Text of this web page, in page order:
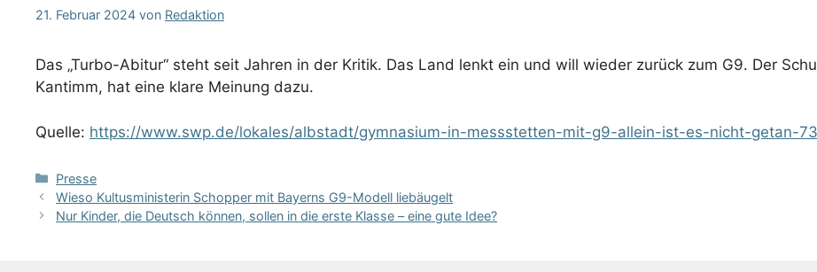
21. Februar 2024 von Redaktion
Das „Turbo-Abitur“ steht seit Jahren in der Kritik. Das Land lenkt ein und will wieder zurück zum G9. Der
Kantimm, hat eine klare Meinung dazu.
Quelle: https://www.swp.de/lokales/albstadt/gymnasium-in-messstetten-mit-g9-allein-ist-es-nicht-getan-
Kategorien
Presse
Wieso Kultusministerin Schopper mit Bayerns G9-Modell liebäugelt
Nur Kinder, die Deutsch können, sollen in die erste Klasse – eine gute Idee?